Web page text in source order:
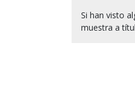
Si han visto